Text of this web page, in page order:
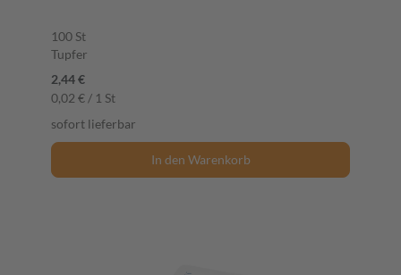
100 St
Tupfer
2,44 €
0,02 € / 1 St
sofort lieferbar
In den Warenkorb